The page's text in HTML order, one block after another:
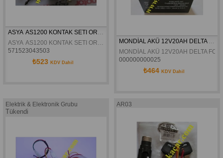
571523043503
₺523 KDV Dahil
MONDİAL AKÜ 12V20AH DELTA
000000000025
₺464 KDV Dahil
Elektrik & Elektronik Grubu
Tükendi
AR03